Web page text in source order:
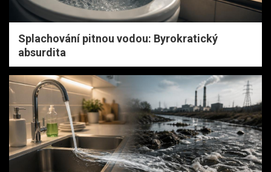
Splachování pitnou vodou: Byrokratický
absurdita